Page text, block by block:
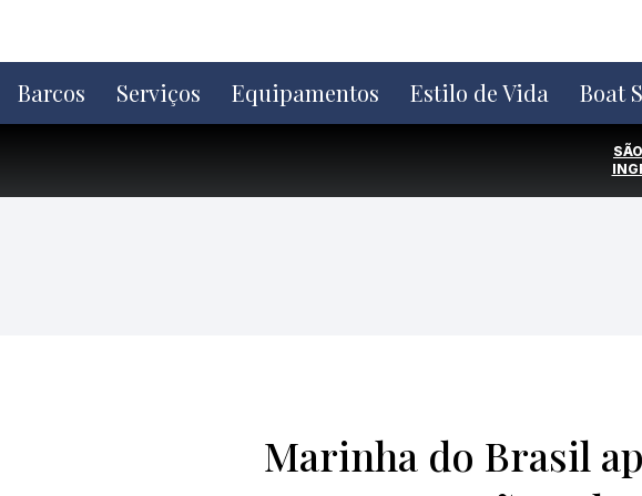
o
conteúdo
Barcos Serviços Equipamentos Estilo de Vida Boat
Marinha do Brasil